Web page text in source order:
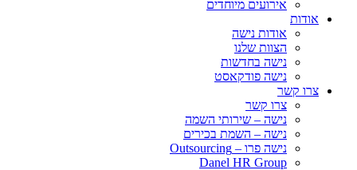
אירועים מיוחדים
אודות
אודות נישה
הצוות שלנו
נישה בחדשות
נישה פודקאסט
צרו קשר
צרו קשר
נישה – שירותי השמה
נישה – השמת בכירים
נישה פרו – Outsourcing
Danel HR Group